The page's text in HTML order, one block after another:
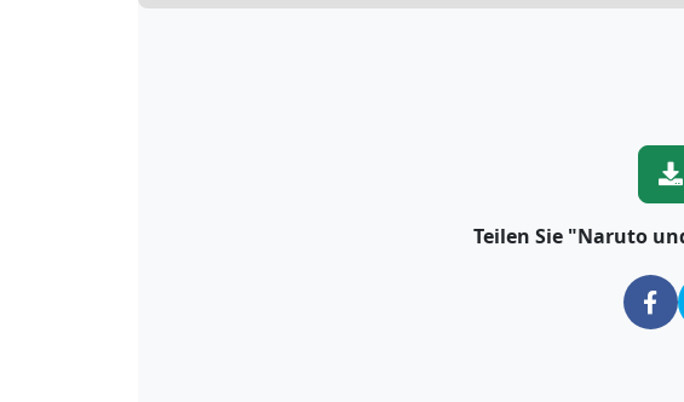
Teilen Sie "Naruto